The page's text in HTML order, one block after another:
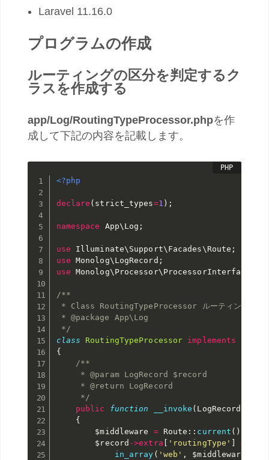
Laravel 11.16.0
プログラムの作成
ルーティングの区分を判定するク
ラスを作成する
app/Log/RoutingTypeProcessor.phpを作
成して下記の内容を記載します。
<?php
declare ( strict_types=1 ) ;
namespace App\ Log ;
use Illuminate\ Support\ Facades\ Route ;
use Monolog\ LogRecord ;
use Monolog\ Processor\ ProcessorInterface
/**
* Class RoutingTypeProcessor ルーティング区分
* @package App\Log
*/
class
RoutingTypeProcessor implements
{
/**
     * @param LogRecord $record
     * @return LogRecord
     */
public
function __invoke ( LogRecord
{
$middleware
= Route : : current ( )
$record ->extra 'routingType' =
in_array ( 'web' , $middleware